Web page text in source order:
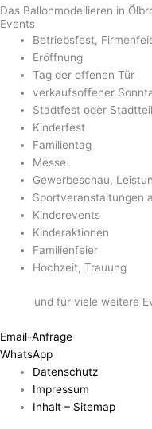
Das Ballonmodellieren in
Events
Betriebsfest,
Eröffnung
Tag der offenen Tür
verkaufsoffener
Stadtfest oder
Kinderfest
Familientag
Messe
Gewerbeschau,
Sportveranstaltungen
Kinderevents
Kinderaktionen
Familienfeier
Hochzeit, Trauung
und für viele weitere
Email-Anfrage
WhatsApp
Datenschutz
Impressum
Inhalt – Sitemap